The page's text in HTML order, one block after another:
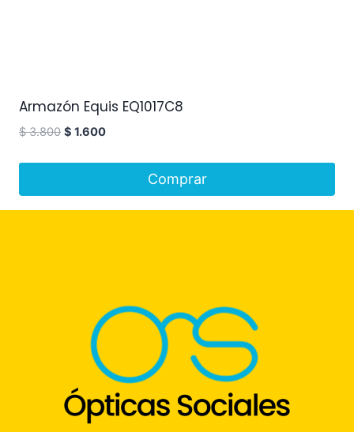
Armazón Equis EQ1017C8
$3.800 $ 1.600
Comprar